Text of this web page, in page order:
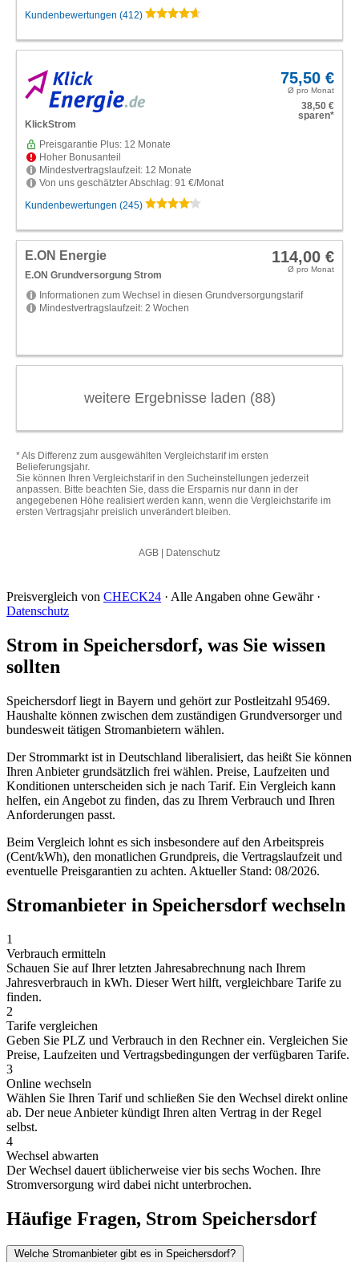
Preisvergleich von CHECK24 · Alle Angaben ohne Gewähr ·
Datenschutz
Strom in Speichersdorf, was Sie wissen
sollten
Speichersdorf liegt in Bayern und gehört zur Postleitzahl 95469.
Haushalte können zwischen dem zuständigen Grundversorger und
bundesweit tätigen Stromanbietern wählen.
Der Strommarkt ist in Deutschland liberalisiert, das heißt Sie können
Ihren Anbieter grundsätzlich frei wählen. Preise, Laufzeiten und
Konditionen unterscheiden sich je nach Tarif. Ein Vergleich kann
helfen, ein Angebot zu finden, das zu Ihrem Verbrauch und Ihren
Anforderungen passt.
Beim Vergleich lohnt es sich insbesondere auf den Arbeitspreis
(Cent/kWh), den monatlichen Grundpreis, die Vertragslaufzeit und
eventuelle Preisgarantien zu achten. Aktueller Stand: 08/2026.
Stromanbieter in Speichersdorf wechseln
1
Verbrauch ermitteln
Schauen Sie auf Ihrer letzten Jahresabrechnung nach Ihrem
Jahresverbrauch in kWh. Dieser Wert hilft, vergleichbare Tarife zu
finden.
2
Tarife vergleichen
Geben Sie PLZ und Verbrauch in den Rechner ein. Vergleichen Sie
Preise, Laufzeiten und Vertragsbedingungen der verfügbaren Tarife.
3
Online wechseln
Wählen Sie Ihren Tarif und schließen Sie den Wechsel direkt online
ab. Der neue Anbieter kündigt Ihren alten Vertrag in der Regel
selbst.
4
Wechsel abwarten
Der Wechsel dauert üblicherweise vier bis sechs Wochen. Ihre
Stromversorgung wird dabei nicht unterbrochen.
Häufige Fragen, Strom Speichersdorf
Welche Stromanbieter gibt es in Speichersdorf?